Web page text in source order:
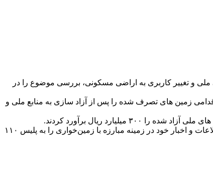
ماموران انتظامی در پی دریافت خبری مبنی بر تصرف غیر قانونی ۳۰۰۰متر مربع از اراضی ملی و تغییر کاربری به اراضی مسکونی، بررسی موضوع را در
را دستگیر و طی اقدامی زمین های تصرف شده را پس از آزاد سازی به منابع ملی و
ریال برآورد کردند.
هاشم پور در پایان با اشاره به اینکه پلیس با متخلفان و متصرفان غیر قانونی اراضی ملی برخورد قانونی می کند، خاطرنشان کرد: شهروندان اطلاعات و اخبار خود در زمینه مبارزه با زمین‌خواری را به پلیس ۱۱۰